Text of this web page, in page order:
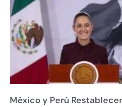
México y Perú